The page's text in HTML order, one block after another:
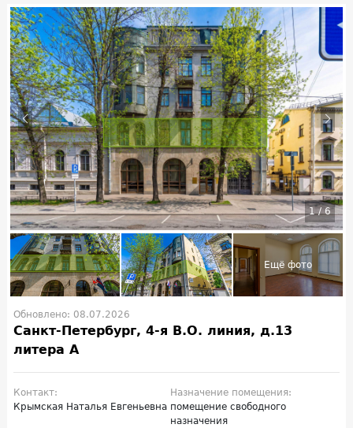
1/6
Обновлено: 08.07.2026
Санкт-Петербург, 4-я В.О. линия, д.13
литера А
Контакт:
Крымская Наталья Евгеньевна
Назначение помещения:
помещение свободного
назначения